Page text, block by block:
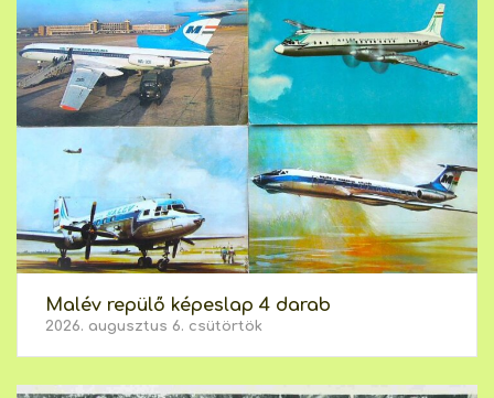
Malév repülő képeslap 4 darab
2026. augusztus 6. csütörtök